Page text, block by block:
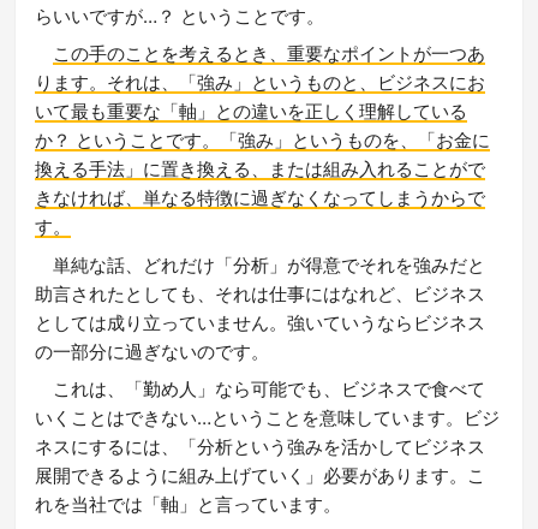
らいいですが…？ ということです。
この手のことを考えるとき、重要なポイントが一つあ
ります。それは、「強み」というものと、ビジネスにお
いて最も重要な「軸」との違いを正しく理解している
か？ ということです。「強み」というものを、「お金に
換える手法」に置き換える、または組み入れることがで
きなければ、単なる特徴に過ぎなくなってしまうからで
す。
単純な話、どれだけ「分析」が得意でそれを強みだと
助言されたとしても、それは仕事にはなれど、ビジネス
としては成り立っていません。強いていうならビジネス
の一部分に過ぎないのです。
これは、「勤め人」なら可能でも、ビジネスで食べて
いくことはできない…ということを意味しています。ビジ
ネスにするには、「分析という強みを活かしてビジネス
展開できるように組み上げていく」必要があります。こ
れを当社では「軸」と言っています。